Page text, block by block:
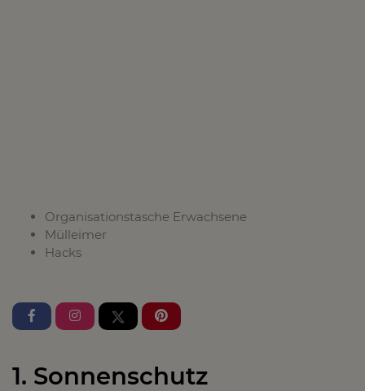
Organisationstasche Erwachsene
Mülleimer
Hacks
1. Sonnenschutz